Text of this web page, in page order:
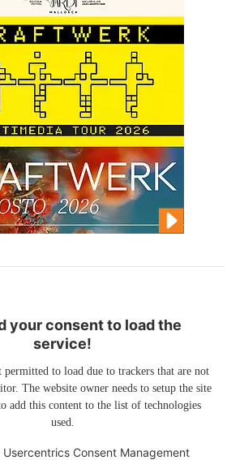
your consent to load the
service!
permitted to load due to trackers that are not
The website owner needs to setup the site
add this content to the list of technologies
used.
Usercentrics Consent Management